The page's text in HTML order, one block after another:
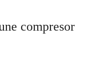
compresor